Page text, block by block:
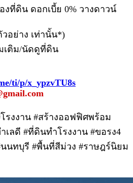
ที่ดิน ดอกเบี้ย 0% วางดาวน์
อย่าง เท่านั้น*)
เติม/นัดดูที่ดิน
ti/p/x_ypzvTU8s
รงงาน #สร้างออฟฟิศพร้อม
ลดี #ที่ดินทำโรงงาน #ขอรง4
นทบุรี #พื้นที่สีม่วง #ราษฎร์นิยม